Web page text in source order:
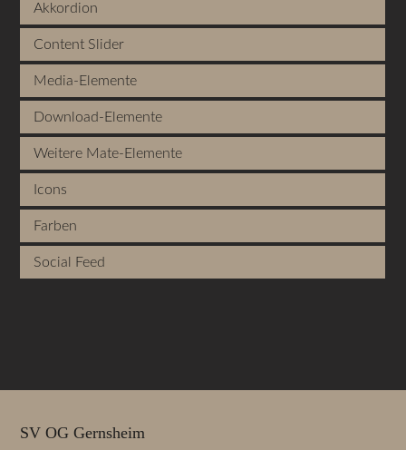
Akkordion
Content Slider
Media-Elemente
Download-Elemente
Weitere Mate-Elemente
Icons
Farben
Social Feed
SV OG Gernsheim